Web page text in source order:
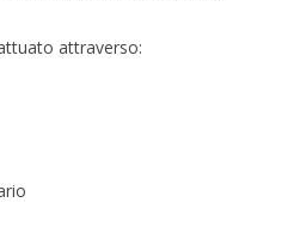
attraverso: